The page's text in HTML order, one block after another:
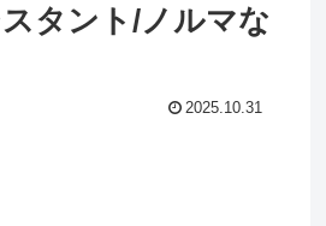
タント/ノルマな
2025.10.31